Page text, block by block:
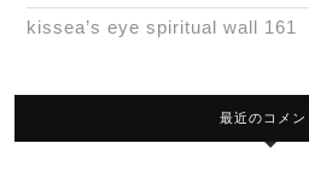
kissea’s eye spiritual wall 161
最近のコメン